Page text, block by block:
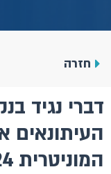
חזרה
דברי נגיד
העיתונאים
המוניטרית 08.04.2024